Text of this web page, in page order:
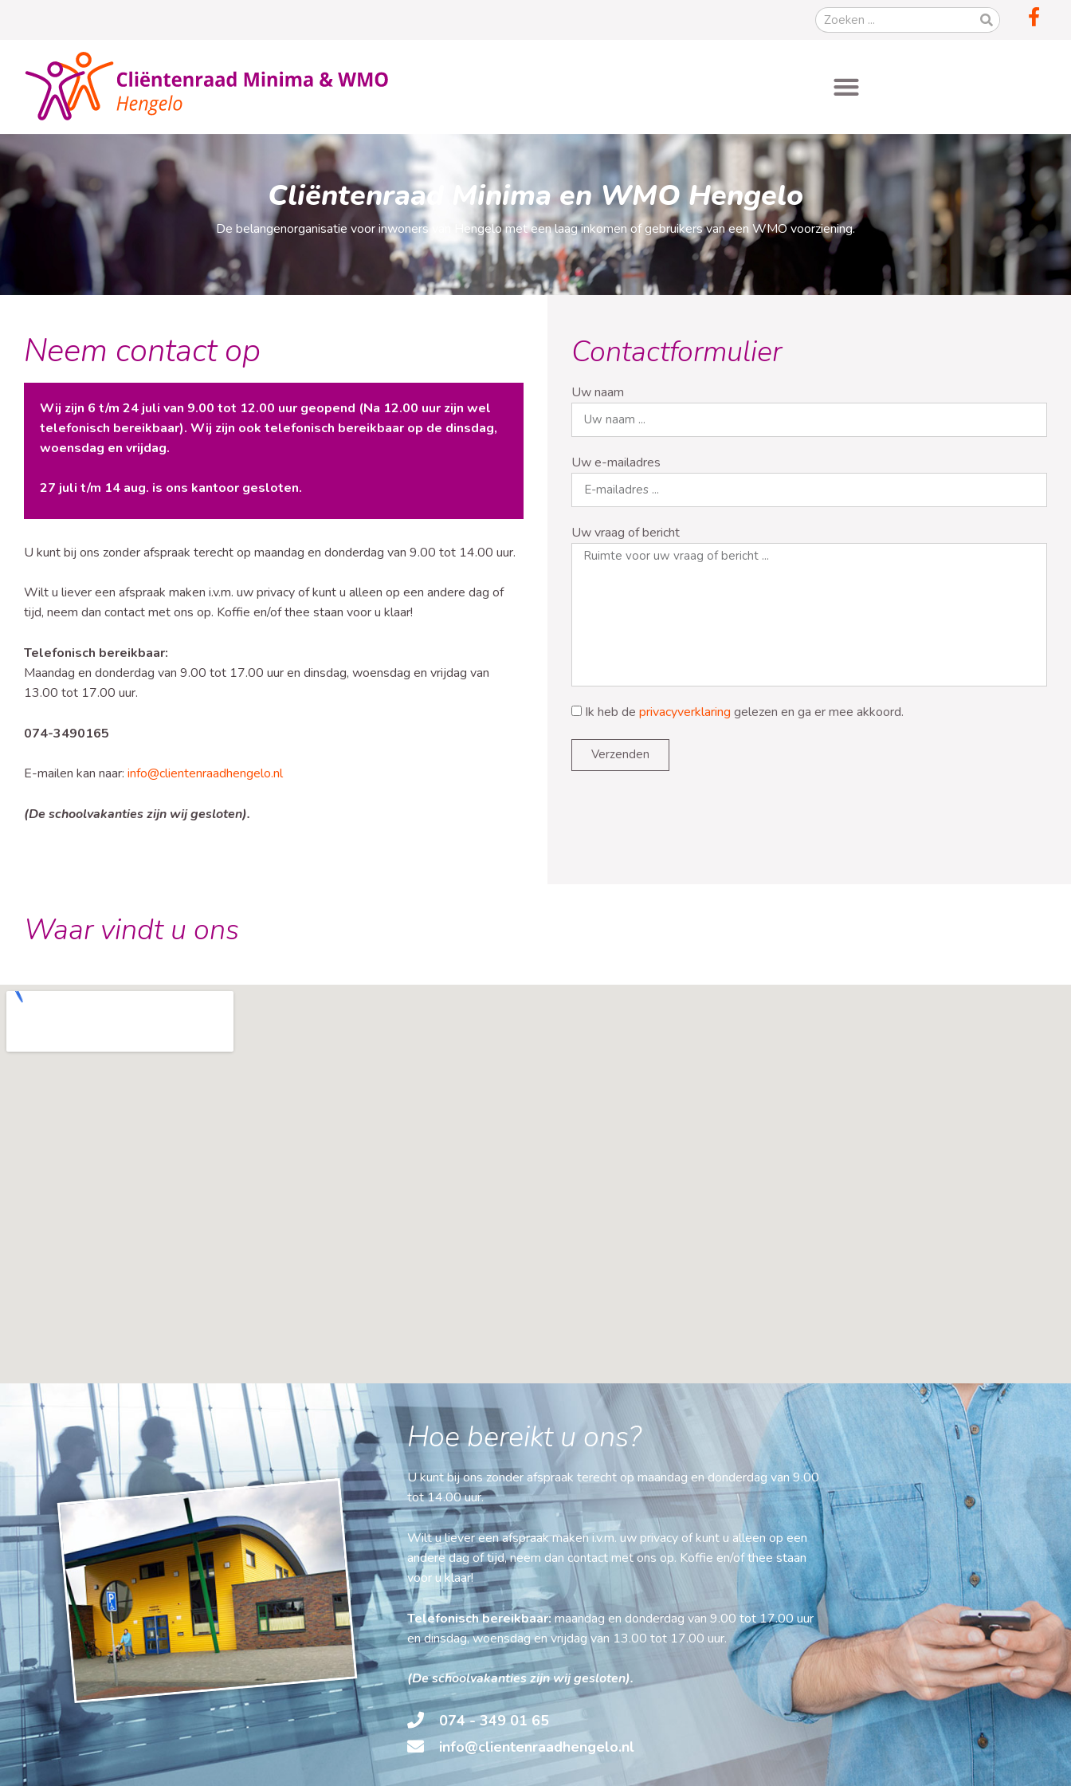
Cliëntenraad Minima en WMO Hengelo
De belangenorganisatie voor inwoners van Hengelo met een laag inkomen of gebruikers van een WMO voorziening.
Neem contact op
Wij zijn 6 t/m 24 juli van 9.00 tot 12.00 uur geopend (Na 12.00 uur zijn wel
telefonisch bereikbaar). Wij zijn ook telefonisch bereikbaar op de dinsdag,
woensdag en vrijdag.
27 juli t/m 14 aug. is ons kantoor gesloten.
U kunt bij ons zonder afspraak terecht op maandag en donderdag van 9.00 tot 14.00 uur.
Wilt u liever een afspraak maken i.v.m. uw privacy of kunt u alleen op een andere dag of
tijd, neem dan contact met ons op. Koffie en/of thee staan voor u klaar!
Telefonisch bereikbaar:
Maandag en donderdag van 9.00 tot 17.00 uur en dinsdag, woensdag en vrijdag van
13.00 tot 17.00 uur.
074-3490165
E-mailen kan naar: info@clientenraadhengelo.nl
(De schoolvakanties zijn wij gesloten).
Contactformulier
Uw naam
Uw e-mailadres
Uw vraag of bericht
Ik heb de privacyverklaring gelezen en ga er mee akkoord.
Verzenden
Waar vindt u ons
Hoe bereikt u ons?
U kunt bij ons zonder afspraak terecht op maandag en donderdag van 9.00
tot 14.00 uur.
Wilt u liever een afspraak maken i.v.m. uw privacy of kunt u alleen op een
andere dag of tijd, neem dan contact met ons op. Koffie en/of thee staan
voor u klaar!
Telefonisch bereikbaar:maandag en donderdag van 9.00 tot 17.00 uur
en dinsdag, woensdag en vrijdag van 13.00 tot 17.00 uur.
(De schoolvakanties zijn wij gesloten).
074 - 349 01 65
info@clientenraadhengelo.nl